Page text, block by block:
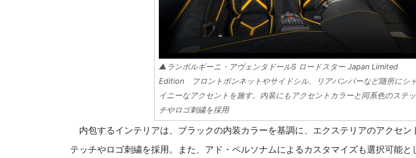
▲ランボルギーニ・アヴェンタドールS ロードスター Japan Limited
Edition フロントボンネットやサイドシル、リアバンパーなど随所にシ
イニーなアクセントを施す。内装にもアクセントカラーと同系色のステッ
チやロゴ刺繍を採用
内包するインテリアは、ブラックの内装カラーを基調に、エクステリアのアクセン
テッチやロゴ刺繍を採用。また、アド・ペルソナムによるカスタマイズも選択可能と